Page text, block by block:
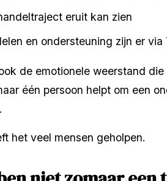
eruit kan zien
en ondersteuning zijn er via
de emotionele weerstand
één persoon helpt om een
het veel mensen geholpen.